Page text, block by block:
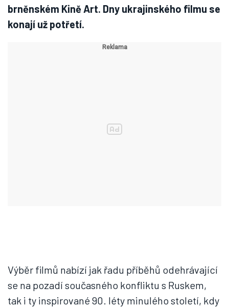
brněnském Kině Art. Dny ukrajinského filmu se
konají už potřetí.
Výběr filmů nabízí jak řadu příběhů odehrávající
se na pozadí současného konfliktu s Ruskem,
tak i ty inspirované 90. léty minulého století, kdy